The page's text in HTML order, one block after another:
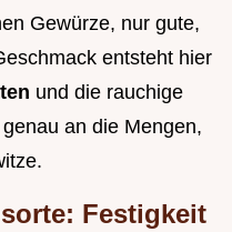
Gewürze, nur gute,
entsteht hier
und die rauchige
an die Mengen,
Festigkeit